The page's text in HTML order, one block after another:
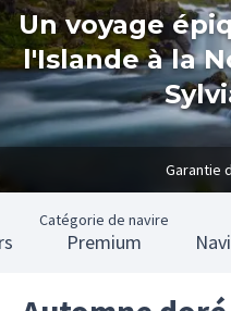
Un voyage
l'Islande à la
Garantie
Catégorie de navire
Premium